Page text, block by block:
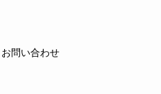
お問い合わせ